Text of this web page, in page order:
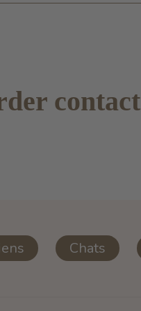
contact
Chats